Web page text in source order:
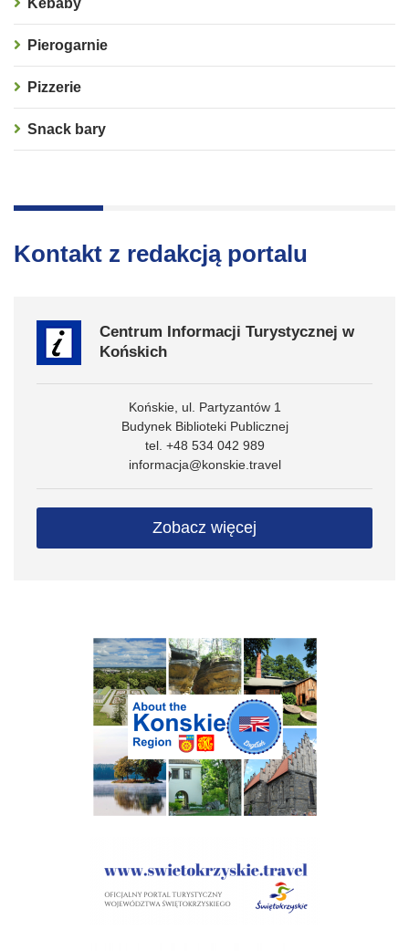
Kebaby
Pierogarnie
Pizzerie
Snack bary
Kontakt z redakcją portalu
Centrum Informacji Turystycznej w
Końskich
Końskie, ul. Partyzantów 1
Budynek Biblioteki Publicznej
tel. +48 534 042 989
informacja@konskie.travel
Zobacz więcej